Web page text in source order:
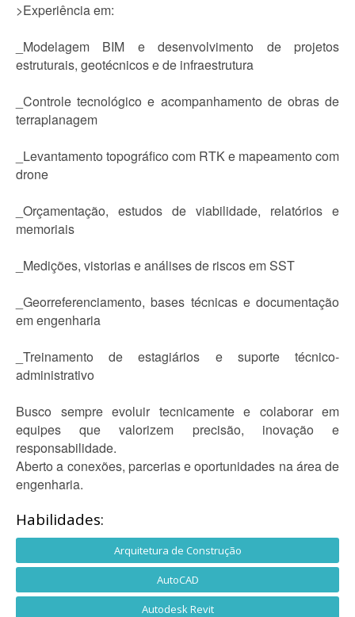
>Experiência em:
_Modelagem BIM e desenvolvimento de projetos
estruturais, geotécnicos e de infraestrutura
_Controle tecnológico e acompanhamento de obras de
terraplanagem
_Levantamento topográfico com RTK e mapeamento com
drone
_Orçamentação, estudos de viabilidade, relatórios e
memoriais
_Medições, vistorias e análises de riscos em SST
_Georreferenciamento, bases técnicas e documentação
em engenharia
_Treinamento de estagiários e suporte técnico-
administrativo
Busco sempre evoluir tecnicamente e colaborar em
equipes que valorizem precisão, inovação e
responsabilidade.
Aberto a conexões, parcerias e oportunidades na área de
engenharia.
Habilidades:
Arquitetura de Construção
AutoCAD
Autodesk Revit